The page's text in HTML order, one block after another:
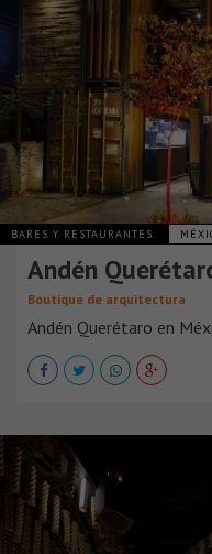
BARES Y RESTAURANTES
Andén
Boutique de arquitectura
Andén Querétaro en